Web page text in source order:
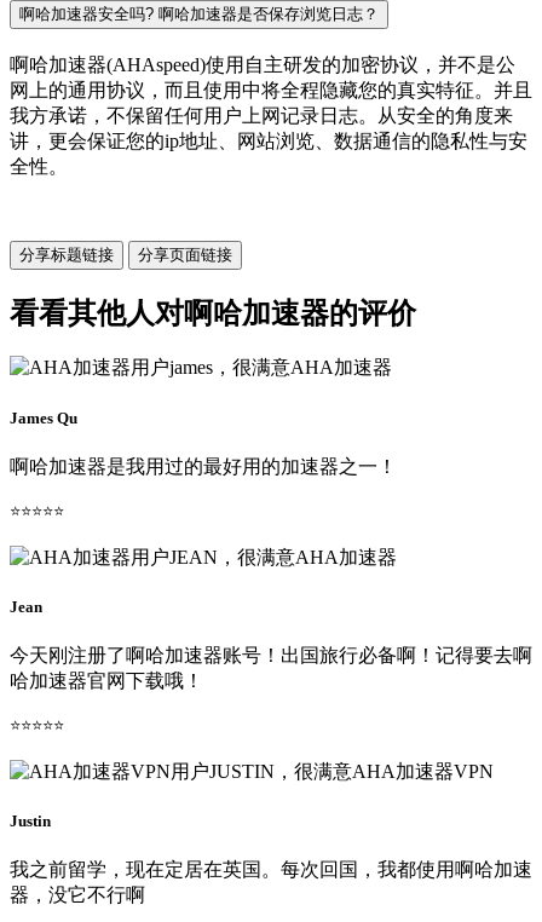
啊哈加速器安全吗? 啊哈加速器是否保存浏览日志？
啊哈加速器(AHAspeed)使用自主研发的加密协议，并不是公
网上的通用协议，而且使用中将全程隐藏您的真实特征。并且
我方承诺，不保留任何用户上网记录日志。从安全的角度来
讲，更会保证您的ip地址、网站浏览、数据通信的隐私性与安
全性。
分享标题链接 分享页面链接
看看其他人对啊哈加速器的评价
James Qu
啊哈加速器是我用过的最好用的加速器之一！
⭐⭐⭐⭐⭐
Jean
今天刚注册了啊哈加速器账号！出国旅行必备啊！记得要去啊
哈加速器官网下载哦！
⭐⭐⭐⭐⭐
Justin
我之前留学，现在定居在英国。每次回国，我都使用啊哈加速
器，没它不行啊